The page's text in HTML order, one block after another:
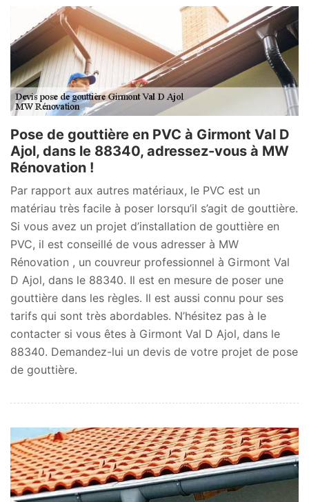
Pose de gouttière en PVC à Girmont Val D
Ajol, dans le 88340, adressez-vous à MW
Rénovation !
Par rapport aux autres matériaux, le PVC est un
matériau très facile à poser lorsqu’il s’agit de gouttière.
Si vous avez un projet d’installation de gouttière en
PVC, il est conseillé de vous adresser à MW
Rénovation , un couvreur professionnel à Girmont Val
D Ajol, dans le 88340. Il est en mesure de poser une
gouttière dans les règles. Il est aussi connu pour ses
tarifs qui sont très abordables. N’hésitez pas à le
contacter si vous êtes à Girmont Val D Ajol, dans le
88340. Demandez-lui un devis de votre projet de pose
de gouttière.